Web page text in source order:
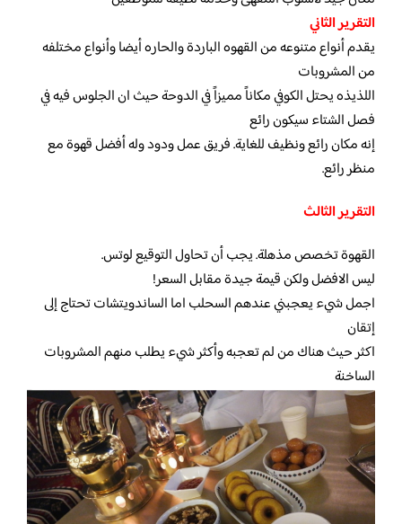
التقرير الثاني
يقدم أنواع متنوعه من القهوه الباردة والحاره أيضا وأنواع مختلفه
من المشروبات
اللذيذه يحتل الكوفي مكاناً مميزاً في الدوحة حيث ان الجلوس فيه في
فصل الشتاء سيكون رائع
إنه مكان رائع ونظيف للغاية. فريق عمل ودود وله أفضل قهوة مع
منظر رائع.
التقرير الثالث
القهوة تخصص مذهلة. يجب أن تحاول التوقيع لوتس.
ليس الافضل ولكن قيمة جيدة مقابل السعر!
اجمل شيء يعجبني عندهم السحلب اما الساندويتشات تحتاج إلى
إتقان
اكثر حيث هناك من لم تعجبه وأكثر شيء يطلب منهم المشروبات
الساخنة